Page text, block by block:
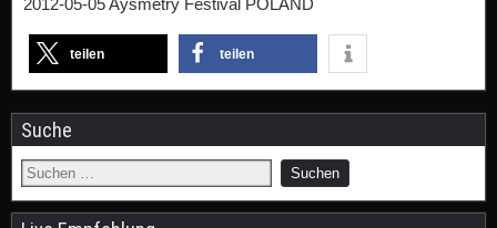
2012-05-05 Aysmetry Festival POLAND
teilen teilen
Suche